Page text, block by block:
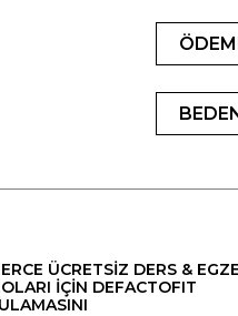
ÜCRETSİZ DERS &
İÇİN DEFACTOFIT